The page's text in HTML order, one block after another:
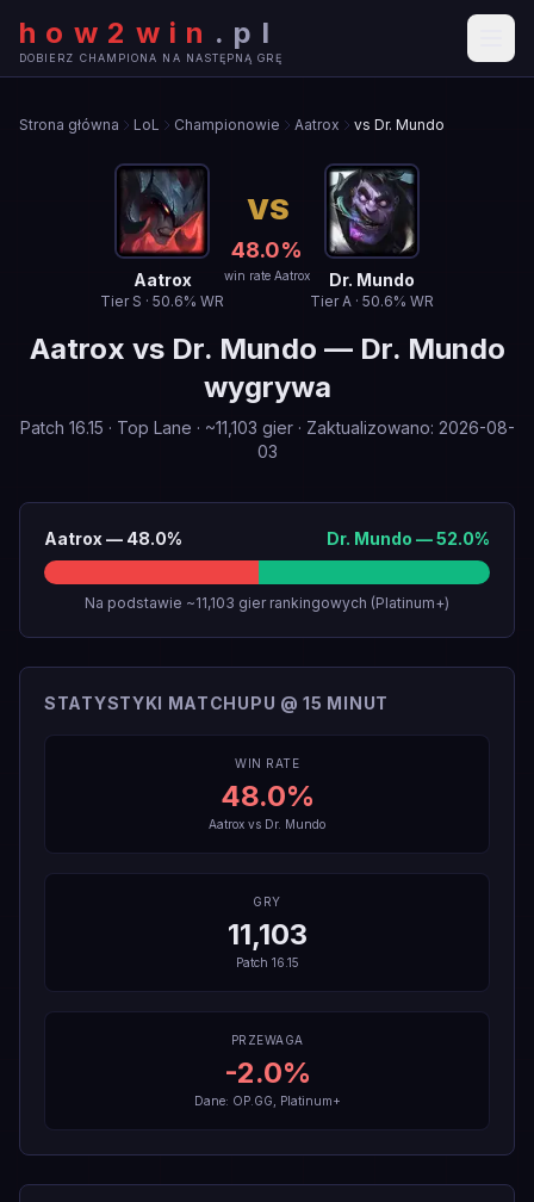
how2win . pl
DOBIERZ CHAMPIONA NA NASTĘPNĄ GRĘ
Strona główna LoL Championowie Aatrox vs Dr. Mundo
Aatrox
Tier S · 50.6% WR
VS
48.0%
win rate Aatrox Dr. Mundo
TierA · 50.6% WR
Aatrox vs Dr. Mundo — Dr. Mundo
wygrywa
Patch 16.15 · Top Lane · ~11,103 gier· Zaktualizowano: 2026-08-
03
Aatrox — 48.0% Dr. Mundo —52.0%
Na podstawie ~11,103 gier rankingowych (Platinum+)
STATYSTYKI MATCHUPU @ 15 MINUT
WIN RATE
48.0%
Aatrox vs Dr. Mundo
GRY
11,103
Patch 16.15
PRZEWAGA
-2.0%
Dane: OP.GG, Platinum+